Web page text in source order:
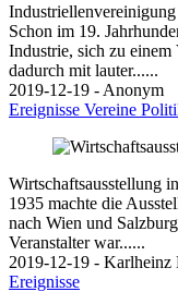
Industriellenvereinigung
Schon im 19.
Industrie, sich zu einem
dadurch mit lauter......
2019-12-19 - Anonym
Ereignisse Vereine
Wirtschaftsausstellung
1935 machte die
nach Wien und
Veranstalter war......
2019-12-19 - Karlheinz
Ereignisse